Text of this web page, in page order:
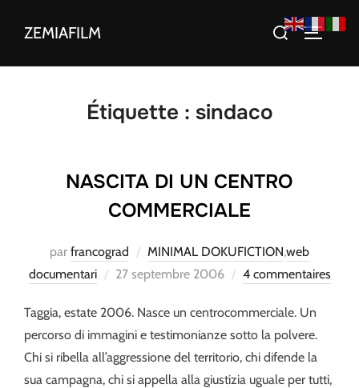
ZEMIAFILM Rechercher :
Étiquette : sindaco
NASCITA DI UN CENTRO
COMMERCIALE
par francograd MINIMAL DOKUFICTION,web
documentari
Publié
27 septembre 2006 4 commentaires
Taggia, estate 2006. Nasce un centrocommerciale. Un
percorso di immagini e testimonianze sotto la polvere.
Chi si ribella all’aggressione del territorio, chi difende la
sua campagna, chi si appella alla giustizia uguale per tutti,